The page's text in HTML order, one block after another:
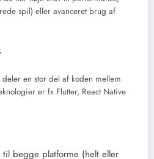
spil) eller avanceret brug af
en stor del af koden mellem
er fx Flutter, React Native
begge platforme (helt eller